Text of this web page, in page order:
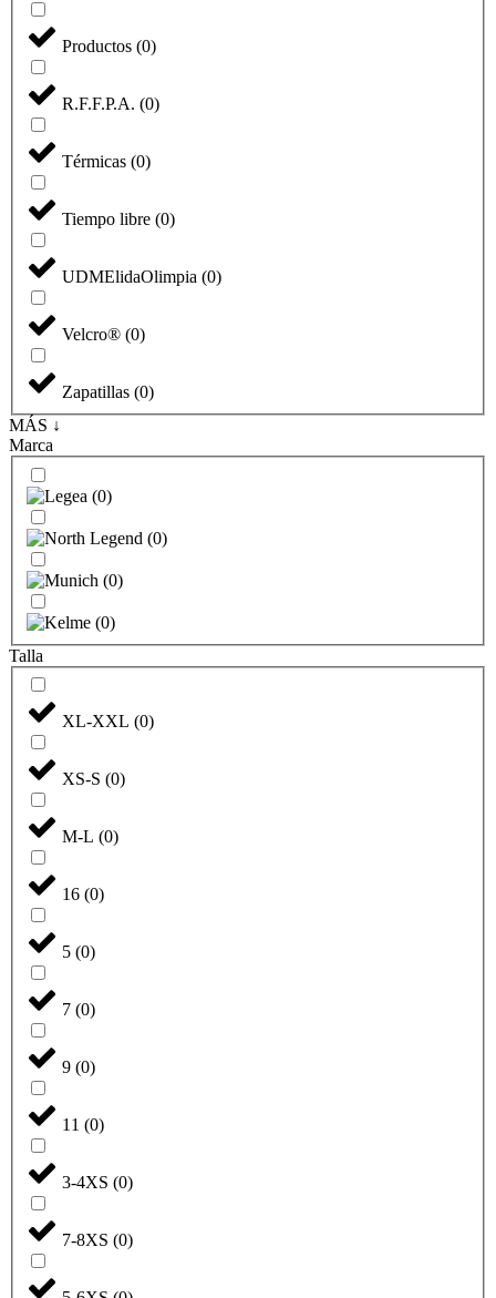
Productos (0)
R.F.F.P.A. (0)
Térmicas (0)
Tiempo libre (0)
UDMElidaOlimpia (0)
Velcro® (0)
Zapatillas (0)
MÁS ↓
Marca
(0)
(0)
(0)
(0)
Talla
XL-XXL (0)
XS-S (0)
M-L (0)
16 (0)
5 (0)
7 (0)
9 (0)
11 (0)
3-4XS (0)
7-8XS (0)